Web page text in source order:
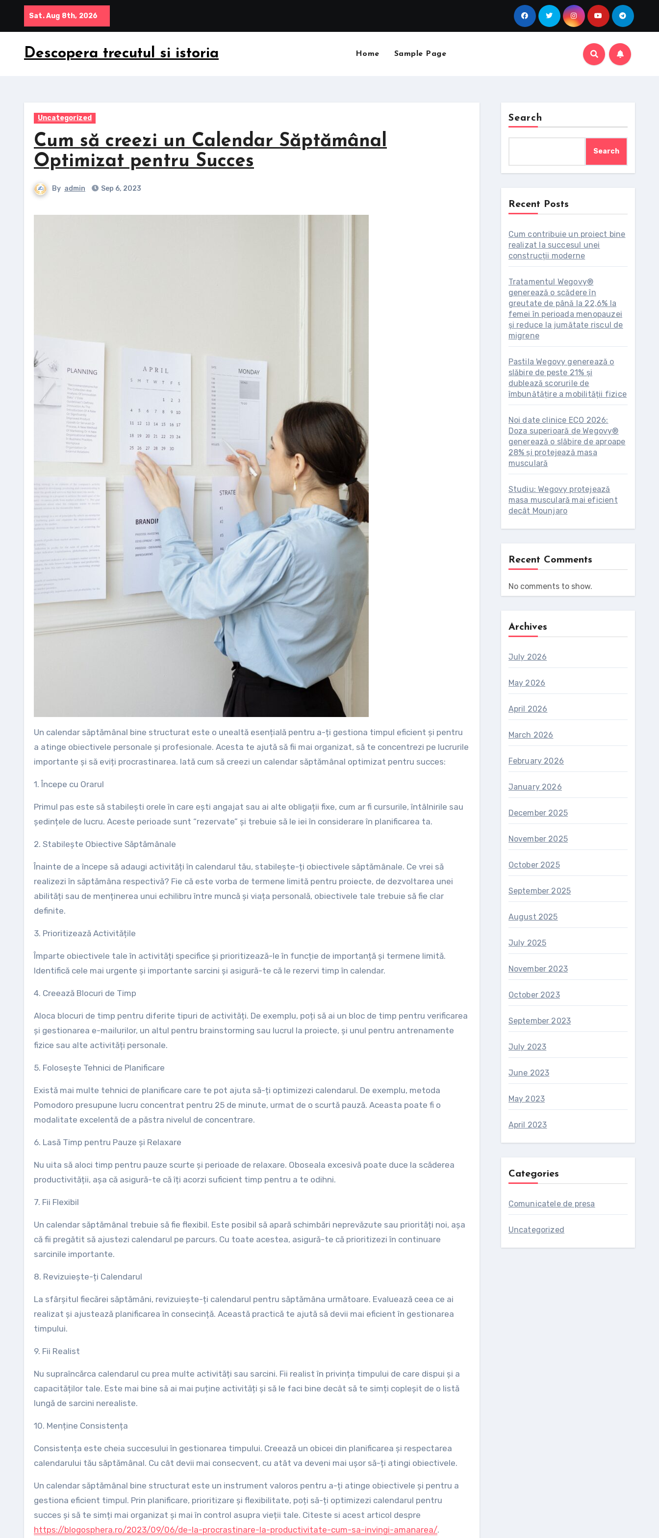
content
Sat. Aug 8th, 2026
Descopera trecutul si istoria Home Sample Page
Uncategorized
Cum să creezi un Calendar Săptămânal
Optimizat pentru Succes
By admin Sep 6, 2023
Un calendar săptămânal bine structurat este o unealtă esențială pentru a-ți gestiona timpul eficient și pentru
a atinge obiectivele personale și profesionale. Acesta te ajută să fii mai organizat, să te concentrezi pe lucrurile
importante și să eviți procrastinarea. Iată cum să creezi un calendar săptămânal optimizat pentru succes:
1. Începe cu Orarul
Primul pas este să stabilești orele în care ești angajat sau ai alte obligații fixe, cum ar fi cursurile, întâlnirile sau
ședințele de lucru. Aceste perioade sunt “rezervate” și trebuie să le iei în considerare în planificarea ta.
2. Stabilește Obiective Săptămânale
Înainte de a începe să adaugi activități în calendarul tău, stabilește-ți obiectivele săptămânale. Ce vrei să
realizezi în săptămâna respectivă? Fie că este vorba de termene limită pentru proiecte, de dezvoltarea unei
abilități sau de menținerea unui echilibru între muncă și viața personală, obiectivele tale trebuie să fie clar
definite.
3. Prioritizează Activitățile
Împarte obiectivele tale în activități specifice și prioritizează-le în funcție de importanță și termene limită.
Identifică cele mai urgente și importante sarcini și asigură-te că le rezervi timp în calendar.
4. Creează Blocuri de Timp
Aloca blocuri de timp pentru diferite tipuri de activități. De exemplu, poți să ai un bloc de timp pentru verificarea
și gestionarea e-mailurilor, un altul pentru brainstorming sau lucrul la proiecte, și unul pentru antrenamente
fizice sau alte activități personale.
5. Folosește Tehnici de Planificare
Există mai multe tehnici de planificare care te pot ajuta să-ți optimizezi calendarul. De exemplu, metoda
Pomodoro presupune lucru concentrat pentru 25 de minute, urmat de o scurtă pauză. Aceasta poate fi o
modalitate excelentă de a păstra nivelul de concentrare.
6. Lasă Timp pentru Pauze și Relaxare
Nu uita să aloci timp pentru pauze scurte și perioade de relaxare. Oboseala excesivă poate duce la scăderea
productivității, așa că asigură-te că îți acorzi suficient timp pentru a te odihni.
7. Fii Flexibil
Un calendar săptămânal trebuie să fie flexibil. Este posibil să apară schimbări neprevăzute sau priorități noi, așa
că fii pregătit să ajustezi calendarul pe parcurs. Cu toate acestea, asigură-te că prioritizezi în continuare
sarcinile importante.
8. Revizuiește-ți Calendarul
La sfârșitul fiecărei săptămâni, revizuiește-ți calendarul pentru săptămâna următoare. Evaluează ceea ce ai
realizat și ajustează planificarea în consecință. Această practică te ajută să devii mai eficient în gestionarea
timpului.
9. Fii Realist
Nu supraîncărca calendarul cu prea multe activități sau sarcini. Fii realist în privința timpului de care dispui și a
capacităților tale. Este mai bine să ai mai puține activități și să le faci bine decât să te simți copleșit de o listă
lungă de sarcini nerealiste.
10. Menține Consistența
Consistența este cheia succesului în gestionarea timpului. Creează un obicei din planificarea și respectarea
calendarului tău săptămânal. Cu cât devii mai consecvent, cu atât va deveni mai ușor să-ți atingi obiectivele.
Un calendar săptămânal bine structurat este un instrument valoros pentru a-ți atinge obiectivele și pentru a
gestiona eficient timpul. Prin planificare, prioritizare și flexibilitate, poți să-ți optimizezi calendarul pentru
succes și să te simți mai organizat și mai în control asupra vieții tale. Citeste si acest articol despre
https://blogosphera.ro/2023/09/06/de-la-procrastinare-la-productivitate-cum-sa-invingi-amanarea/.
Search
Search
Recent Posts
Cum contribuie un proiect bine
realizat la succesul unei
construcții moderne
Tratamentul Wegovy®
generează o scădere în
greutate de până la 22,6% la
femei în perioada menopauzei
și reduce la jumătate riscul de
migrene
Pastila Wegovy generează o
slăbire de peste 21% și
dublează scorurile de
îmbunătățire a mobilității fizice
Noi date clinice ECO 2026:
Doza superioară de Wegovy®
generează o slăbire de aproape
28% și protejează masa
musculară
Studiu: Wegovy protejează
masa musculară mai eficient
decât Mounjaro
Recent Comments
No comments to show.
Archives
July 2026
May 2026
April 2026
March 2026
February 2026
January 2026
December 2025
November 2025
October 2025
September 2025
August 2025
July 2025
November 2023
October 2023
September 2023
July 2023
June 2023
May 2023
April 2023
Categories
Comunicatele de presa
Uncategorized